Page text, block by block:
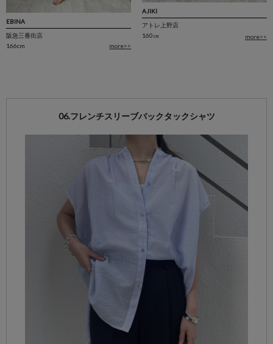
EBINA
阪急三番街店
166cm
more>>
AJIKI
アトレ上野店
160㎝
more>>
06.フレンチスリーブバックタックシャツ